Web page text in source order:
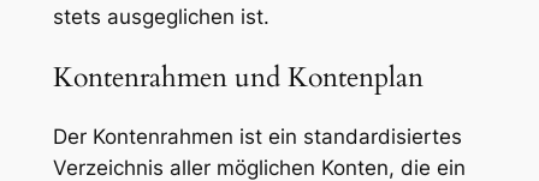
stets ausgeglichen ist.
Kontenrahmen und Kontenplan
Der Kontenrahmen ist ein standardisiertes
Verzeichnis aller möglichen Konten, die ein